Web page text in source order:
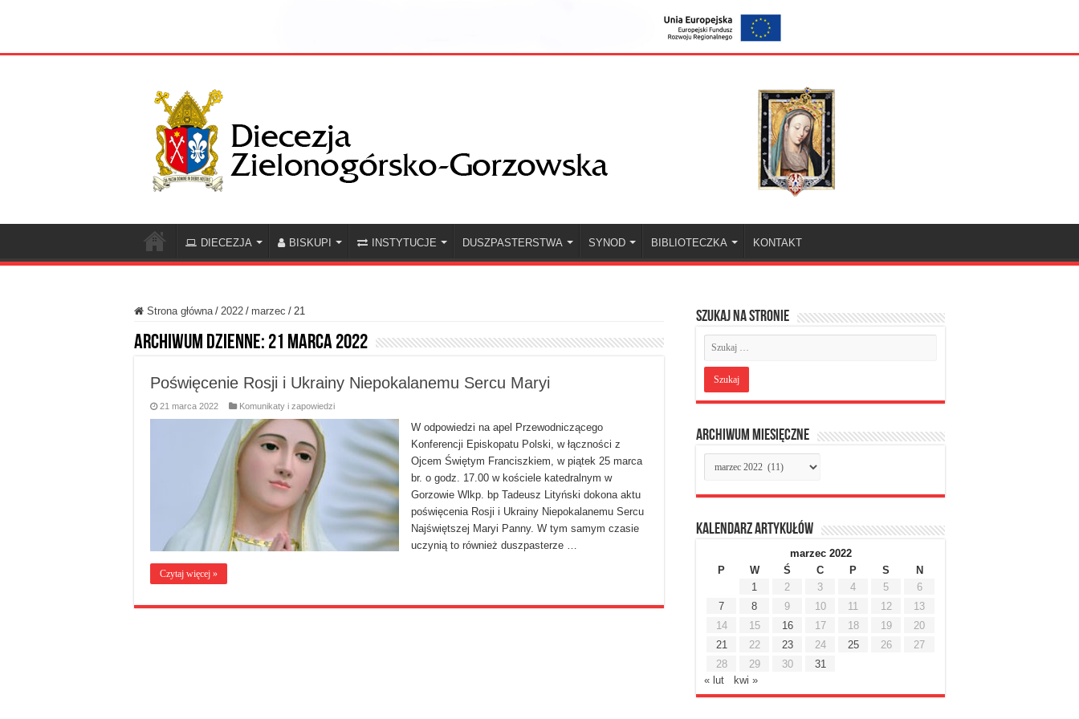
DIECEZJA BISKUPI INSTYTUCJE DUSZPASTERSTWA SYNOD BIBLIOTECZKA KONTAKT
Strona główna / 2022 / marzec / 21
Archiwum dzienne: 21 marca 2022
Poświęcenie Rosji i Ukrainy Niepokalanemu Sercu Maryi
21 marca 2022 Komunikaty i zapowiedzi
W odpowiedzi na apel Przewodniczącego
Konferencji Episkopatu Polski, w łączności z
Ojcem Świętym Franciszkiem, w piątek 25 marca
br. o godz. 17.00 w kościele katedralnym w
Gorzowie Wlkp. bp Tadeusz Lityński dokona aktu
poświęcenia Rosji i Ukrainy Niepokalanemu Sercu
Najświętszej Maryi Panny. W tym samym czasie
uczynią to również duszpasterze …
Czytaj więcej »
Szukaj na stronie
Archiwum miesięczne
Archiwum
miesięczne
Kalendarz artykułów
marzec 2022
P
W Ś C P S
N
1
2 3 4 5
6
7
8 9 10 11 12
13
14
15 16 17 18 19
20
21
22 23 24 25 26
27
28
29 30
31
« lut
kwi »